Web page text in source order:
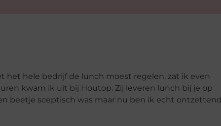
het hele bedrijf de lunch moest regelen, zat ik even
kwam ik uit bij Houtop. Zij leveren lunch bij je op
beetje sceptisch was maar nu ben ik echt ontzettend